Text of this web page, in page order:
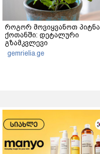
როგორ მოვიყვანოთ პიტნა
ქოთანში: დეტალური
გზამკვლევი
gemrielia.ge